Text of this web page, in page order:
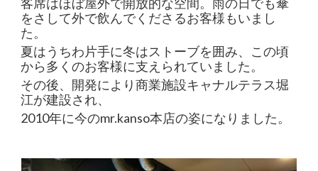
をさして外で飲んでくださるお客様もいまし
た。
夏はうちわ片手に冬はストーブを囲み、この頃
から多くのお客様に支えられていました。
その後、開発により商業施設キャナルテラス堀
江が建設され、
2010年に今のmr.kanso本店の姿になりました。